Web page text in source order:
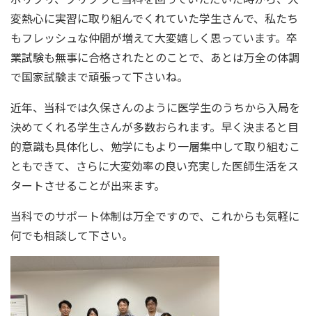
変熱心に実習に取り組んでくれていた学生さんで、私たち
もフレッシュな仲間が増えて大変嬉しく思っています。卒
業試験も無事に合格されたとのことで、あとは万全の体調
で国家試験まで頑張って下さいね。
近年、当科では久保さんのように医学生のうちから入局を
決めてくれる学生さんが多数おられます。早く決まると目
的意識も具体化し、勉学にもより一層集中して取り組むこ
ともできて、さらに大変効率の良い充実した医師生活をス
タートさせることが出来ます。
当科でのサポート体制は万全ですので、これからも気軽に
何でも相談して下さい。